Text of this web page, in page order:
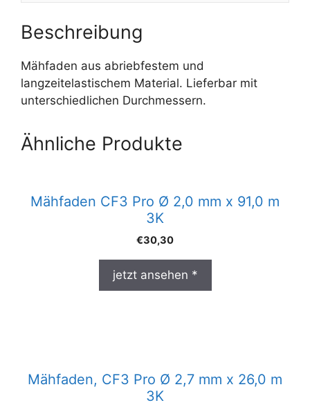
Beschreibung
Mähfaden aus abriebfestem und
langzeitelastischem Material. Lieferbar mit
unterschiedlichen Durchmessern.
Ähnliche Produkte
Mähfaden CF3 Pro Ø 2,0 mm x 91,0 m
3K
€30,30
jetzt ansehen *
Mähfaden, CF3 Pro Ø 2,7 mm x 26,0 m
3K